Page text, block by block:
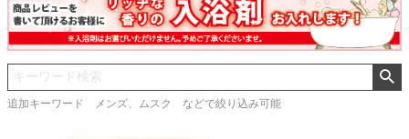
追加キーワード メンズ、ムスク などで絞り込み可能